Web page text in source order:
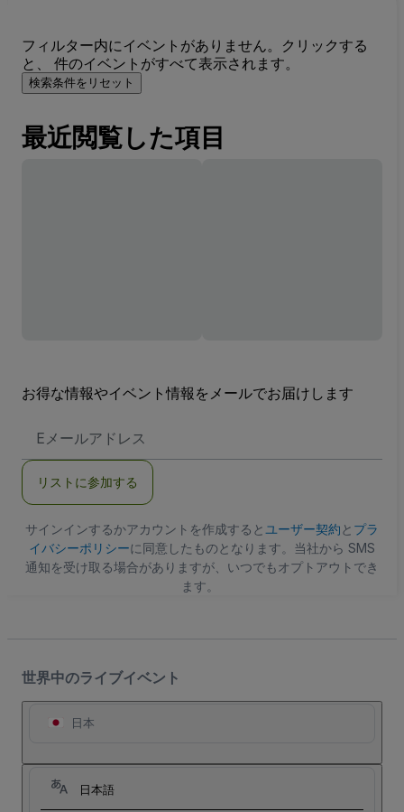
フィルター内にイベントがありません。クリックする
と、 件のイベントがすべて表示されます。
検索条件をリセット
最近閲覧した項目
お得な情報やイベント情報をメールでお届けします
メ
ア
ス
リストに参加する
サインインするかアカウントを作成すると ユーザー契約と プラ
イバシーポリシーに同意したものとなります。当社から SMS
通知を受け取る場合がありますが、いつでもオプトアウトでき
ます。
世界中のライブイベント
日本
日本語